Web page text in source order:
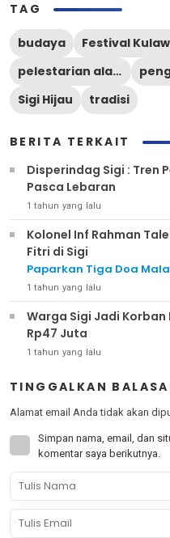
TAG
budaya Festival
pelestarian alam
Sigi Hijau
tradisi
BERITA TERKAIT
Disperindag Sigi : Tren
Pasca Lebaran
1 tahun yang lalu
Kolonel Inf Rahman
Fitri di Sigi
Paparkan Tiga Doa
Rasulullah SAW
1 tahun yang lalu
Warga Sigi Jadi
Rp47 Juta
1 tahun yang lalu
TINGGALKAN
Alamat email Anda tidak akan
Simpan nama, email, dan
komentar saya berikutnya.